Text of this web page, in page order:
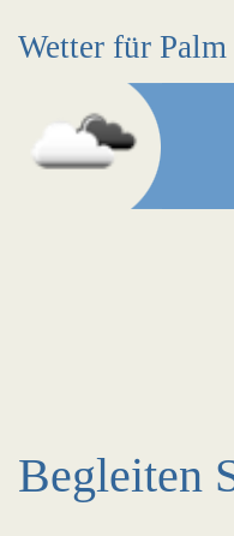
Wetter für
Begleiten